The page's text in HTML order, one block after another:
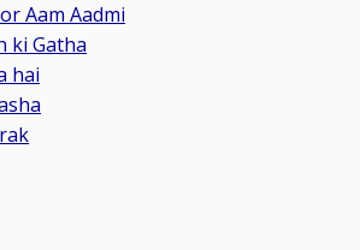
Aam Aadmi
ki Gatha
hai